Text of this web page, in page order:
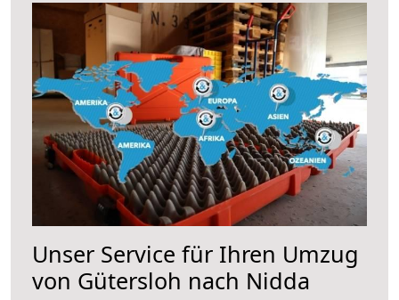
Unser Service für Ihren Umzug
von Gütersloh nach Nidda